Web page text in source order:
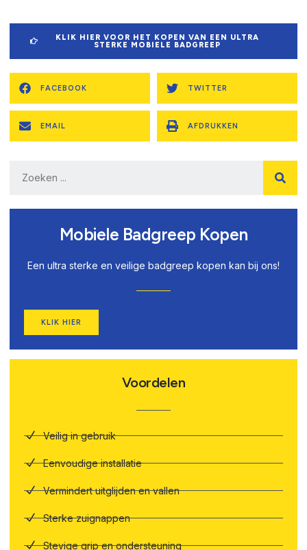
KLIK HIER VOOR HET KOPEN VAN EEN ULTRA
STERKE MOBIELE BADGREEP
FACEBOOK TWITTER
EMAIL AFDRUKKEN
Mobiele Badgreep Kopen
Een ultra sterke en veilige badgreep kopen kan bij ons!
KLIK HIER
Voordelen
Veilig in gebruik
Eenvoudige installatie
Vermindert uitglijden en vallen
Sterke zuignappen
Stevige grip en ondersteuning